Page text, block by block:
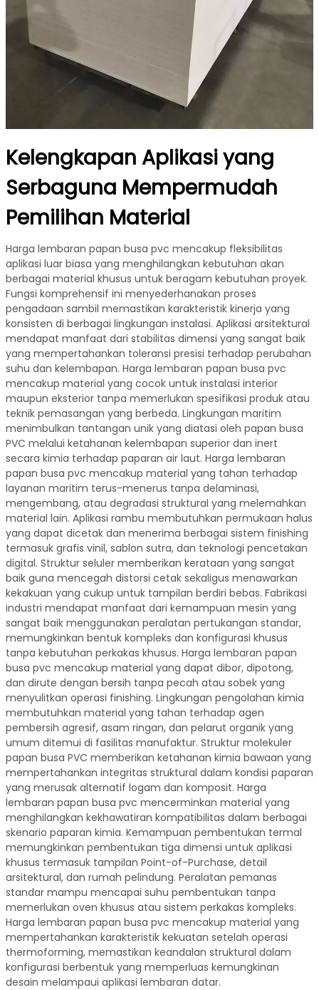
Kelengkapan Aplikasi yang
Serbaguna Mempermudah
Pemilihan Material
Harga lembaran papan busa pvc mencakup fleksibilitas
aplikasi luar biasa yang menghilangkan kebutuhan akan
berbagai material khusus untuk beragam kebutuhan proyek.
Fungsi komprehensif ini menyederhanakan proses
pengadaan sambil memastikan karakteristik kinerja yang
konsisten di berbagai lingkungan instalasi. Aplikasi arsitektural
mendapat manfaat dari stabilitas dimensi yang sangat baik
yang mempertahankan toleransi presisi terhadap perubahan
suhu dan kelembapan. Harga lembaran papan busa pvc
mencakup material yang cocok untuk instalasi interior
maupun eksterior tanpa memerlukan spesifikasi produk atau
teknik pemasangan yang berbeda. Lingkungan maritim
menimbulkan tantangan unik yang diatasi oleh papan busa
PVC melalui ketahanan kelembapan superior dan inert
secara kimia terhadap paparan air laut. Harga lembaran
papan busa pvc mencakup material yang tahan terhadap
layanan maritim terus-menerus tanpa delaminasi,
mengembang, atau degradasi struktural yang melemahkan
material lain. Aplikasi rambu membutuhkan permukaan halus
yang dapat dicetak dan menerima berbagai sistem finishing
termasuk grafis vinil, sablon sutra, dan teknologi pencetakan
digital. Struktur seluler memberikan kerataan yang sangat
baik guna mencegah distorsi cetak sekaligus menawarkan
kekakuan yang cukup untuk tampilan berdiri bebas. Fabrikasi
industri mendapat manfaat dari kemampuan mesin yang
sangat baik menggunakan peralatan pertukangan standar,
memungkinkan bentuk kompleks dan konfigurasi khusus
tanpa kebutuhan perkakas khusus. Harga lembaran papan
busa pvc mencakup material yang dapat dibor, dipotong,
dan dirute dengan bersih tanpa pecah atau sobek yang
menyulitkan operasi finishing. Lingkungan pengolahan kimia
membutuhkan material yang tahan terhadap agen
pembersih agresif, asam ringan, dan pelarut organik yang
umum ditemui di fasilitas manufaktur. Struktur molekuler
papan busa PVC memberikan ketahanan kimia bawaan yang
mempertahankan integritas struktural dalam kondisi paparan
yang merusak alternatif logam dan komposit. Harga
lembaran papan busa pvc mencerminkan material yang
menghilangkan kekhawatiran kompatibilitas dalam berbagai
skenario paparan kimia. Kemampuan pembentukan termal
memungkinkan pembentukan tiga dimensi untuk aplikasi
khusus termasuk tampilan Point-of-Purchase, detail
arsitektural, dan rumah pelindung. Peralatan pemanas
standar mampu mencapai suhu pembentukan tanpa
memerlukan oven khusus atau sistem perkakas kompleks.
Harga lembaran papan busa pvc mencakup material yang
mempertahankan karakteristik kekuatan setelah operasi
thermoforming, memastikan keandalan struktural dalam
konfigurasi berbentuk yang memperluas kemungkinan
desain melampaui aplikasi lembaran datar.